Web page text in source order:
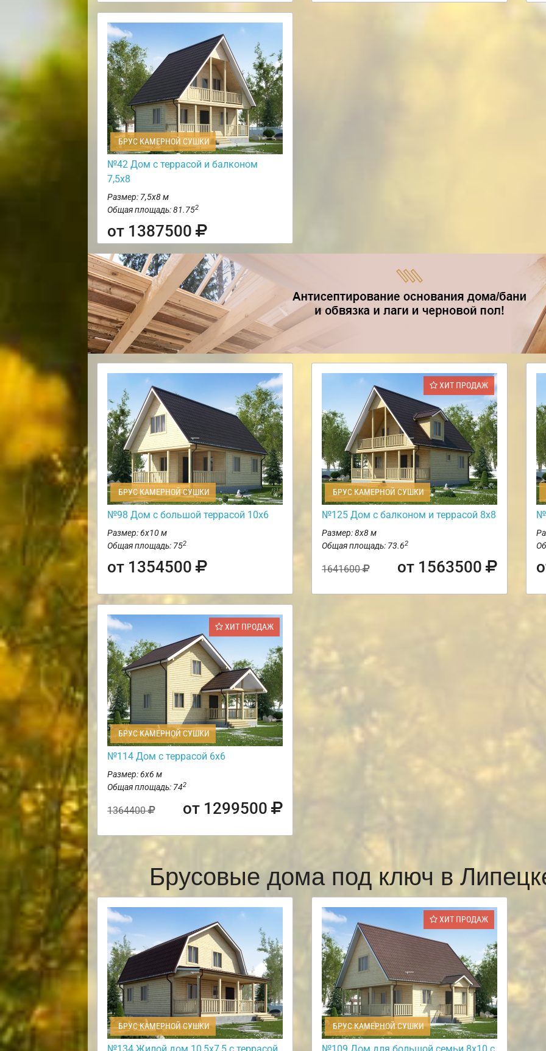
БРУС КАМЕРНОЙ СУШКИ
№42 Дом с террасой и балконом
7,5х8
Размер: 7,5х8 м
Общая площадь: 81.752
от 1387500
БРУС КАМЕРНОЙ СУШКИ
№98 Дом с большой террасой 10х6
Размер: 6х10 м
Общая площадь: 752
от 1354500
ХИТ ПРОДАЖ
БРУС КАМЕРНОЙ СУШКИ
№125 Дом с балконом и террасой 8х8
Размер: 8х8 м
Общая площадь: 73.62
1641600 от 1563500
ХИТ ПРОДАЖ
БРУС КАМЕРНОЙ СУШКИ
№114 Дом с террасой 6х6
Размер: 6х6 м
Общая площадь: 742
1364400 от 1299500
Брусовые дома под ключ в
БРУС КАМЕРНОЙ СУШКИ
ХИТ ПРОДАЖ
БРУС КАМЕРНОЙ СУШКИ